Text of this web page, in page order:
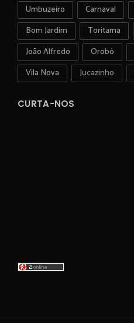
Umbuzeiro
Carnaval
Bom Jardim
Toritama
João Alfredo
Orobó
Vila Nova
Jucazinho
CURTA-NOS